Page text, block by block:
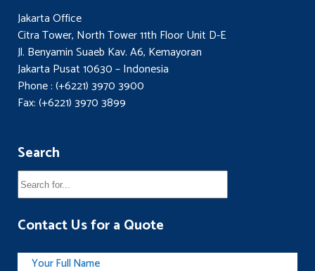
Jakarta Office
Citra Tower, North Tower 11th Floor Unit D-E
Jl. Benyamin Suaeb Kav. A6, Kemayoran
Jakarta Pusat 10630 – Indonesia
Phone : (+6221) 3970 3900
Fax: (+6221) 3970 3899
Search
Contact Us for a Quote